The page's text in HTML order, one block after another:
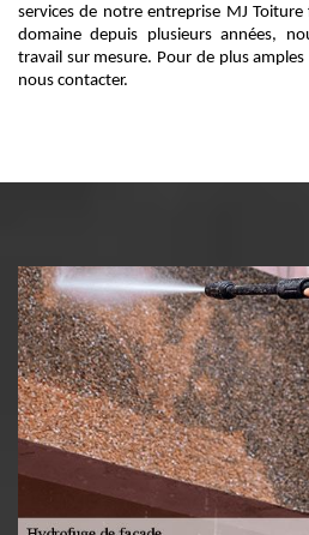
services de notre entreprise MJ
domaine depuis plusieurs années,
travail sur mesure. Pour de plus
nous contacter.